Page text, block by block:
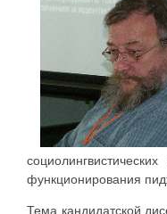
функционирования
Тема кандидатской